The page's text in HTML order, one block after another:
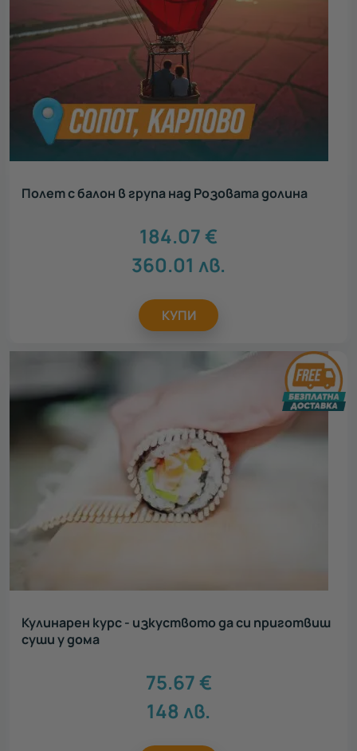
Полет с балон в група над Розовата долина
184.07€
360.01 лв.
КУПИ
Кулинарен курс - изкуството да си приготвиш
суши у дома
75.67€
148 лв.